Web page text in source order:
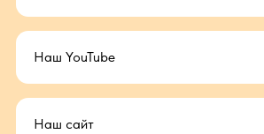
Наш YouTube
Наш сайт